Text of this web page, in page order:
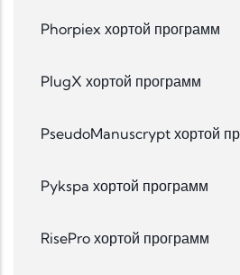
Phorpiex хортой программ
PlugX хортой программ
PseudoManuscrypt хортой
Pykspa хортой программ
RisePro хортой программ